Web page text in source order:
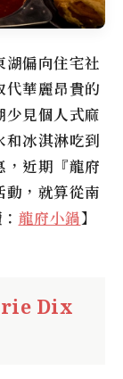
湖偏向住宅社
代華麗昂貴的
少見個人式麻
和冰淇淋吃到
，近期『龍府
動，就算從南
龍府小鍋】
Dix